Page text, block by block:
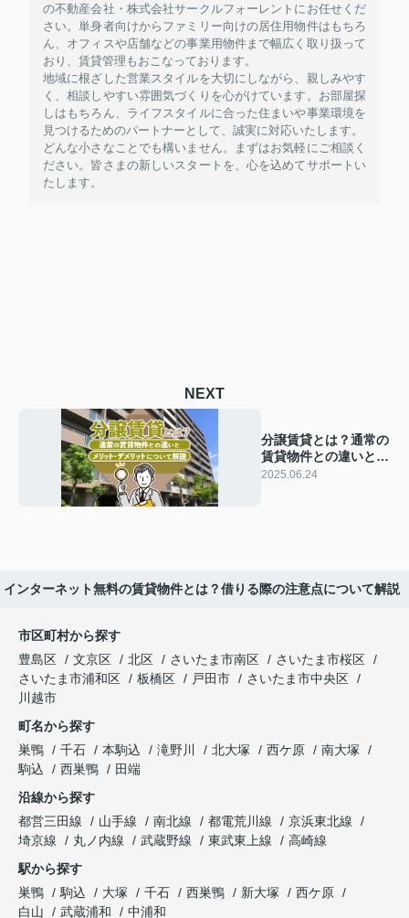
の不動産会社・株式会社サークルフォーレントにお任せくだ
さい。単身者向けからファミリー向けの居住用物件はもちろ
ん、オフィスや店舗などの事業用物件まで幅広く取り扱って
おり、賃貸管理もおこなっております。
地域に根ざした営業スタイルを大切にしながら、親しみやす
く、相談しやすい雰囲気づくりを心がけています。お部屋探
しはもちろん、ライフスタイルに合った住まいや事業環境を
見つけるためのパートナーとして、誠実に対応いたします。
どんな小さなことでも構いません。まずはお気軽にご相談く
ださい。皆さまの新しいスタートを、心を込めてサポートい
たします。
NEXT
分譲賃貸とは？通常の
賃貸物件との違いとメ
リット・デメリットに
2025.06.24
インターネット無料の賃貸物件とは？借りる際の注意点について解説
市区町村から探す
豊島区
文京区 北区 さいたま市南区
さいたま市桜区
さいたま市浦和区
板橋区 戸田市
さいたま市中央区
川越市
町名から探す
巣鴨
千石 本駒込 滝野川 北大塚 西ケ原
南大塚
駒込
西巣鴨
田端
沿線から探す
都営三田線
山手線 南北線 都電荒川線
京浜東北線
埼京線
丸ノ内線 武蔵野線 東武東上線
高崎線
駅から探す
巣鴨
駒込 大塚 千石 西巣鴨 新大塚
西ケ原
白山
武蔵浦和 中浦和